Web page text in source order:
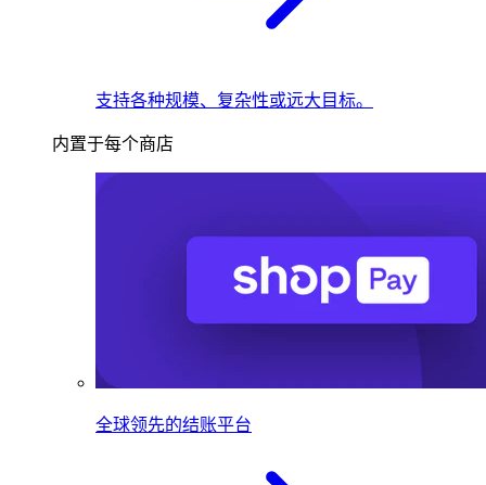
支持各种规模、复杂性或远大目标。
内置于每个商店
全球领先的结账平台